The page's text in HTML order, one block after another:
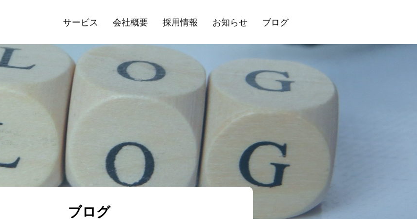
サービス 会社概要 採用情報 お知らせ ブログ
ブログ